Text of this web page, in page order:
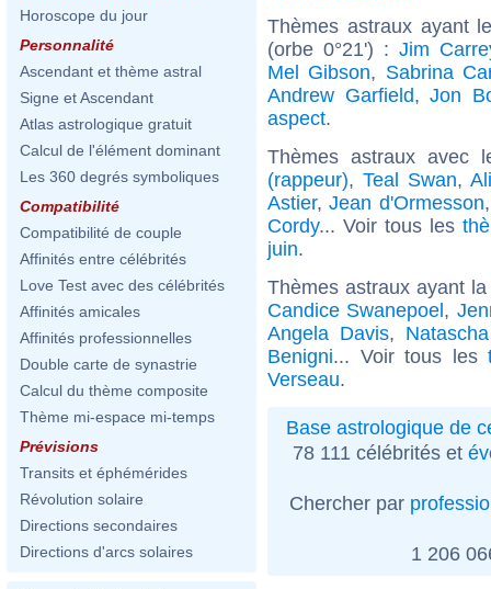
Horoscope du jour
Personnalité
Ascendant et thème astral
Signe et Ascendant
Atlas astrologique gratuit
Calcul de l'élément dominant
Les 360 degrés symboliques
Compatibilité
Compatibilité de couple
Affinités entre célébrités
Love Test avec des célébrités
Affinités amicales
Affinités professionnelles
Double carte de synastrie
Calcul du thème composite
Thème mi-espace mi-temps
Prévisions
Transits et éphémérides
Révolution solaire
Directions secondaires
Directions d'arcs solaires
Thèmes astraux ayant
(orbe 0°21') : Jim
Mel Gibson, Sabrina
Andrew Garfield,Jon
aspect.
Thèmes astraux avec
(rappeur), Teal Swan,
Astier,Jean d'Ormesson
Cordy... Voir tous les
juin.
Thèmes astraux ayant
Candice Swanepoel,
Angela Davis,
Benigni... Voir tous les
Verseau.
Base astrologique de
78 111 célébrités et
Chercher par
1 206